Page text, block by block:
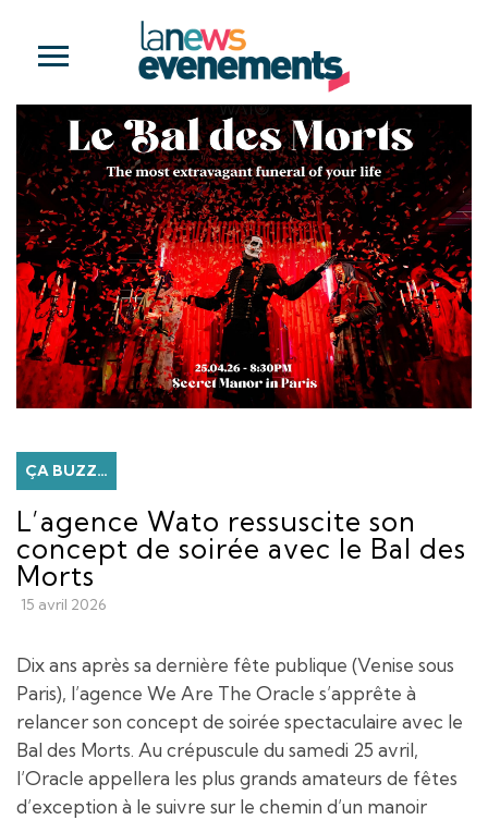
ÇA BUZZ…
L’agence Wato ressuscite son
concept de soirée avec le Bal des
Morts
15 avril 2026
Dix ans après sa dernière fête publique (Venise sous
Paris), l’agence We Are The Oracle s’apprête à
relancer son concept de soirée spectaculaire avec le
Bal des Morts. Au crépuscule du samedi 25 avril,
l’Oracle appellera les plus grands amateurs de fêtes
d’exception à le suivre sur le chemin d’un manoir